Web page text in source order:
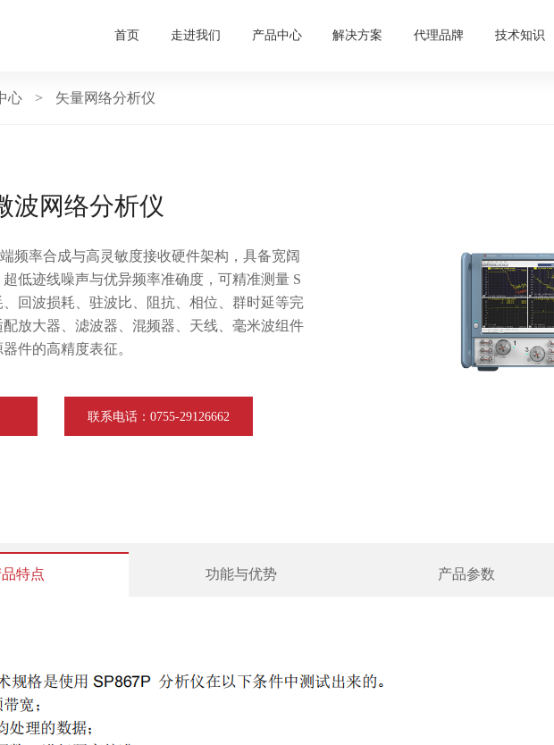
首页 走进我们 产品中心 解决方案 代理品牌 技术知识
心 > 矢量网络分析仪
波网络分析仪
频率合成与高灵敏度接收硬件架构，具备宽阔
低迹线噪声与优异频率准确度，可精准测量 S
回波损耗、驻波比、阻抗、相位、群时延等完
放大器、滤波器、混频器、天线、毫米波组件
件的高精度表征。
联系电话：0755-29126662
特点 功能与优势 产品参数
析仪-技术规格书（扩展至110G）-230131.pdf